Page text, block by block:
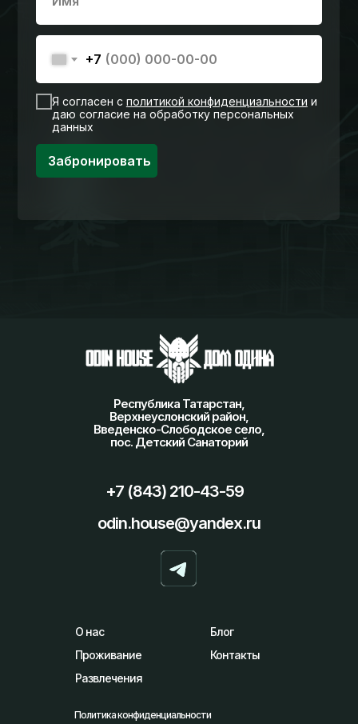
Политика конфиденциальности
О нас
Развлечения
+7
Я согласен с политикой конфиденциальности и
даю согласие на обработку персональных
данных
Забронировать
Контакты
Республика Татарстан,
Верхнеуслонский район,
Введенско-Слободское село,
пос. Детский Санаторий
Проживание
Блог
+7 (843) 210-43-59
odin.house@yandex.ru